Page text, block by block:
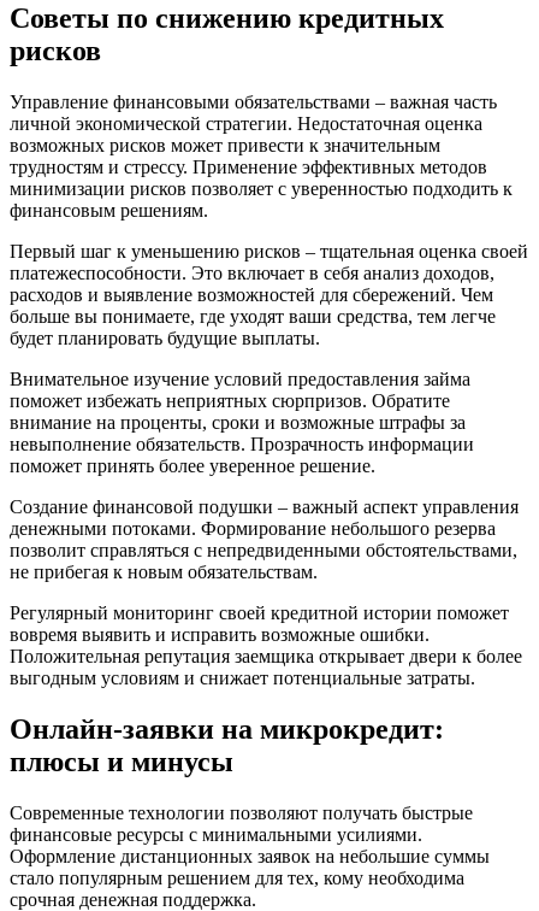
Советы по снижению кредитных
рисков
Управление финансовыми обязательствами – важная часть
личной экономической стратегии. Недостаточная оценка
возможных рисков может привести к значительным
трудностям и стрессу. Применение эффективных методов
минимизации рисков позволяет с уверенностью подходить к
финансовым решениям.
Первый шаг к уменьшению рисков – тщательная оценка своей
платежеспособности. Это включает в себя анализ доходов,
расходов и выявление возможностей для сбережений. Чем
больше вы понимаете, где уходят ваши средства, тем легче
будет планировать будущие выплаты.
Внимательное изучение условий предоставления займа
поможет избежать неприятных сюрпризов. Обратите
внимание на проценты, сроки и возможные штрафы за
невыполнение обязательств. Прозрачность информации
поможет принять более уверенное решение.
Создание финансовой подушки – важный аспект управления
денежными потоками. Формирование небольшого резерва
позволит справляться с непредвиденными обстоятельствами,
не прибегая к новым обязательствам.
Регулярный мониторинг своей кредитной истории поможет
вовремя выявить и исправить возможные ошибки.
Положительная репутация заемщика открывает двери к более
выгодным условиям и снижает потенциальные затраты.
Онлайн-заявки на микрокредит:
плюсы и минусы
Современные технологии позволяют получать быстрые
финансовые ресурсы с минимальными усилиями.
Оформление дистанционных заявок на небольшие суммы
стало популярным решением для тех, кому необходима
срочная денежная поддержка.